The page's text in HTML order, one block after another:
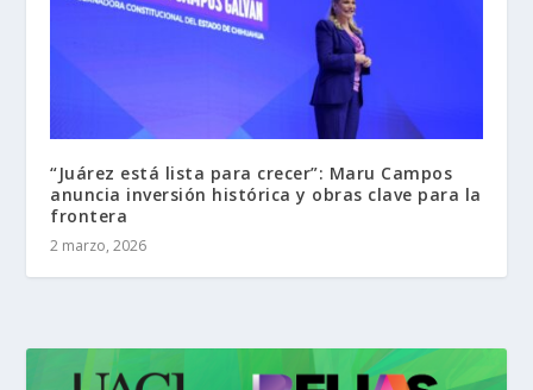
“Juárez está lista para crecer”: Maru Campos
anuncia inversión histórica y obras clave para la
frontera
2 marzo, 2026